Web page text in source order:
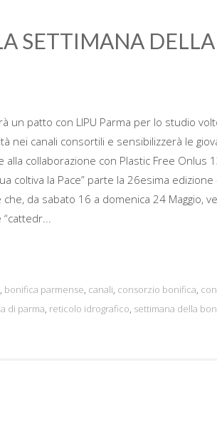
SETTIMANA DELLA
un patto con LIPU Parma per lo studio
nei canali consortili e sensibilizzerà le
alla collaborazione con Plastic Free Onlus
coltiva la Pace” parte la 26esima
che, da sabato 16 a domenica 24 Maggio,
, bonifica parmense, canali, consorzio bonifica,
di parma, reticolo idrografico, settimana della